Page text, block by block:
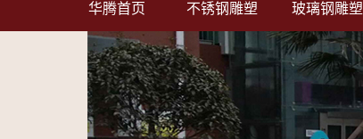
华腾首页 不锈钢雕塑 玻璃钢雕塑